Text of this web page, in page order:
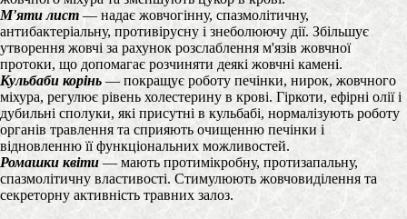
М'яти лист — надає жовчогінну, спазмолітичну,
антибактеріальну, противірусну і знеболюючу дії. Збільшує
утворення жовчі за рахунок розслаблення м'язів жовчної
протоки, що допомагає розчиняти деякі жовчні камені.
Кульбаби корінь— покращує роботу печінки, нирок, жовчного
міхура, регулює рівень холестерину в крові. Гіркоти, ефірні олії і
дубильні сполуки, які присутні в кульбабі, нормалізують роботу
органів травлення та сприяють очищенню печінки і
відновленню її функціональних можливостей.
Ромашки квіти— мають протимікробну, протизапальну,
спазмолітичну властивості. Стимулюють жовчовиділення та
секреторну активність травних залоз.